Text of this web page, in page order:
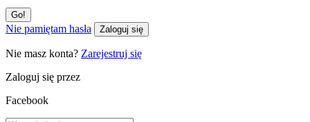
Nie pamiętam hasła Zaloguj się
Nie masz konta? Zarejestruj się
Zaloguj się przez
Facebook